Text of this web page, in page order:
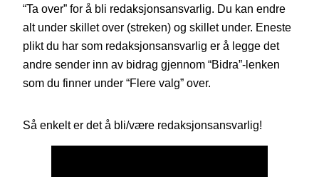
“Ta over” for å bli redaksjonsansvarlig. Du kan endre
alt under skillet over (streken) og skillet under. Eneste
plikt du har som redaksjonsansvarlig er å legge det
andre sender inn av bidrag gjennom “Bidra”-lenken
som du finner under “Flere valg” over.
Så enkelt er det å bli/være redaksjonsansvarlig!